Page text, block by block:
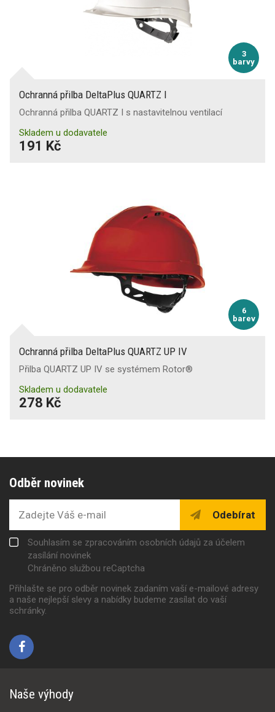
3
barvy
Ochranná přilba DeltaPlus QUARTZ I
Ochranná přilba QUARTZ I s nastavitelnou ventilací
Skladem u dodavatele
191 Kč
6
barev
Ochranná přilba DeltaPlus QUARTZ UP IV
Přilba QUARTZ UP IV se systémem Rotor®
Skladem u dodavatele
278 Kč
Odběr novinek
Odebírat
Souhlasím se zpracováním osobních údajů za účelem
zasílání novinek
Chráněno službou reCaptcha
Přihlašte se pro odběr novinek zadaním vaší e-mailové adresy
a naše nejlepší slevy a nabídky budeme zasílat do vaší
schránky.
Naše výhody